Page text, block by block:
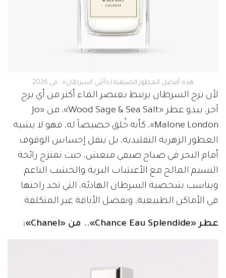
هذه أفضل العطور الصيفية لـ«أنثى السرطان».. في 2026
لأن برج السرطان يرتبط بعنصر الماء أكثر من أي برج
آخر، يبدو عطر «Wood Sage & Sea Salt»، من «Jo
Malone London»، كأنه خُلق خصيصاً له، فهو لا يشبه
العطور الزهرية التقليدية، بل ينقل إحساس الوقوف
أمام البحر في صباح صيفي منعش، حيث تمتزج رائحة
النسيم المالح مع الأعشاب البرية والخشب الناعم.
ويناسب شخصية السرطان الهادئة، التي تجد راحتها
في الأماكن الطبيعية، وتفضل الأناقة غير المتكلفة.
عطر «Chance Eau Splendide».. من «Chanel»: